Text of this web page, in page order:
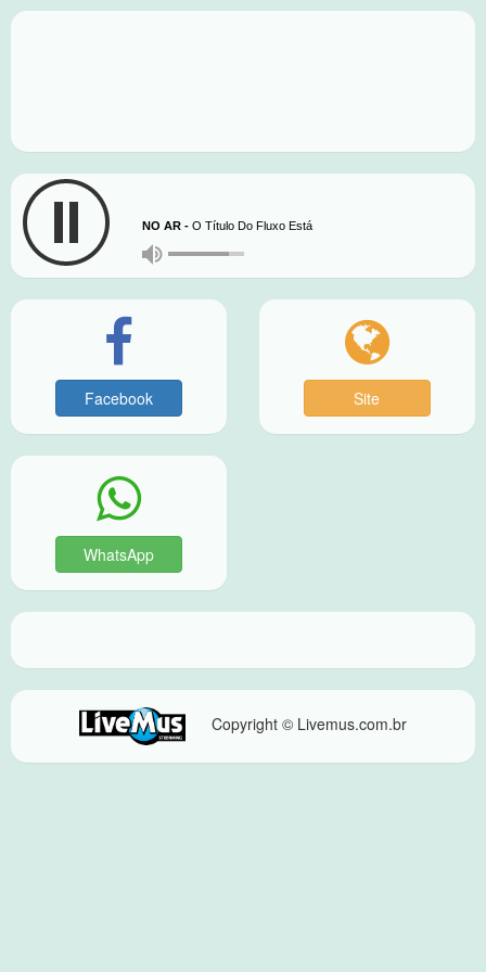
NO AR - O Título Do Fluxo Está
Facebook Site
WhatsApp
Copyright © Livemus.com.br